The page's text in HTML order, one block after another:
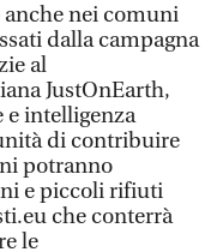
anche nei comuni
dalla campagna
al
JustOnEarth,
e intelligenza
di contribuire
potranno
e piccoli rifiuti
che conterrà
le